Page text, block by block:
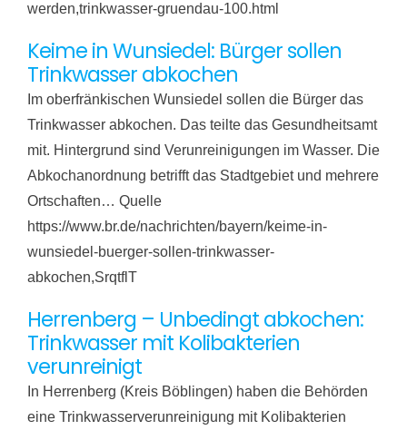
werden,trinkwasser-gruendau-100.html
Keime in Wunsiedel: Bürger sollen
Trinkwasser abkochen
Im oberfränkischen Wunsiedel sollen die Bürger das
Trinkwasser abkochen. Das teilte das Gesundheitsamt
mit. Hintergrund sind Verunreinigungen im Wasser. Die
Abkochanordnung betrifft das Stadtgebiet und mehrere
Ortschaften… Quelle
https://www.br.de/nachrichten/bayern/keime-in-
wunsiedel-buerger-sollen-trinkwasser-
abkochen,SrqtflT
Herrenberg – Unbedingt abkochen:
Trinkwasser mit Kolibakterien
verunreinigt
In Herrenberg (Kreis Böblingen) haben die Behörden
eine Trinkwasserverunreinigung mit Kolibakterien